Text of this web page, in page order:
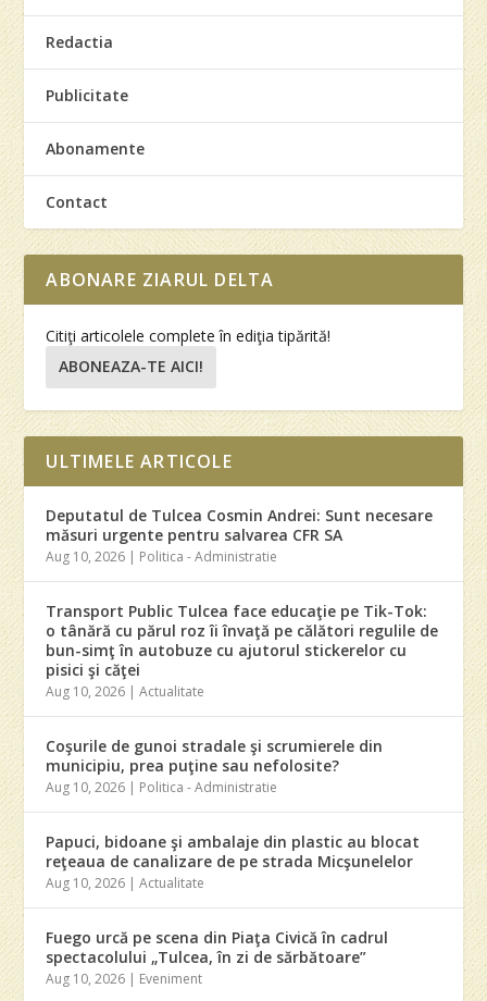
Redactia
Publicitate
Abonamente
Contact
ABONARE ZIARUL DELTA
Citiţi articolele complete în ediţia tipărită!
ABONEAZA-TE AICI!
ULTIMELE ARTICOLE
Deputatul de Tulcea Cosmin Andrei: Sunt necesare
măsuri urgente pentru salvarea CFR SA
Aug 10, 2026 | Politica - Administratie
Transport Public Tulcea face educaţie pe Tik-Tok:
o tânără cu părul roz îi învaţă pe călători regulile de
bun-simţ în autobuze cu ajutorul stickerelor cu
pisici şi căţei
Aug 10, 2026 |Actualitate
Coşurile de gunoi stradale şi scrumierele din
municipiu, prea puţine sau nefolosite?
Aug 10, 2026 | Politica - Administratie
Papuci, bidoane şi ambalaje din plastic au blocat
reţeaua de canalizare de pe strada Micşunelelor
Aug 10, 2026 |Actualitate
Fuego urcă pe scena din Piaţa Civică în cadrul
spectacolului „Tulcea, în zi de sărbătoare”
Aug 10, 2026 | Eveniment